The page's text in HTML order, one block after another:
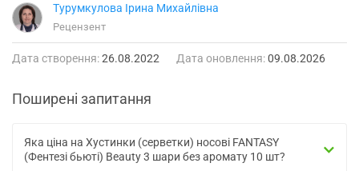
Турумкулова Ірина Михайлівна
Рецензент
Дата створення:26.08.2022 Дата оновлення:09.08.2026
Поширені запитання
Яка ціна на Хустинки (серветки) носові FANTASY
(Фентезі бьюті) Beauty 3 шари без аромату 10 шт?